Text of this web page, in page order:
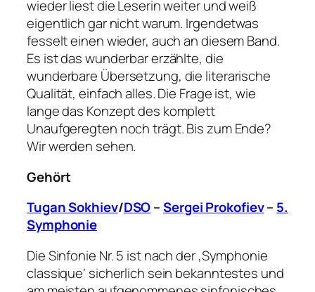
wieder liest die Leserin weiter und weiß
eigentlich gar nicht warum. Irgendetwas
fesselt einen wieder, auch an diesem Band.
Es ist das wunderbar erzählte, die
wunderbare Übersetzung, die literarische
Qualität, einfach alles. Die Frage ist, wie
lange das Konzept des komplett
Unaufgeregten noch trägt. Bis zum Ende?
Wir werden sehen.
Gehört
Tugan Sokhiev/DSO–Sergei Prokofiev– 5.
Symphonie
Die Sinfonie Nr. 5 ist nach der ‚Symphonie
classique‘ sicherlich sein bekanntestes und